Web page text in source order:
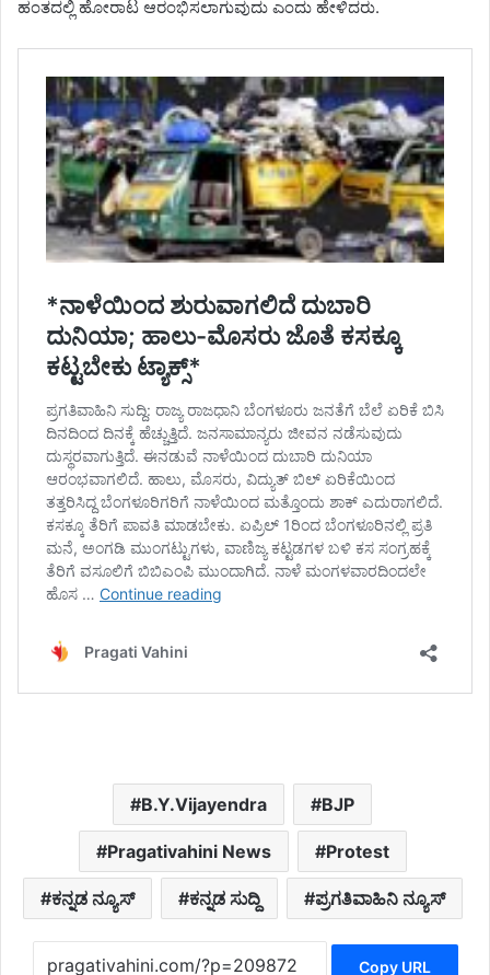
ಹಂತದಲ್ಲಿ ಹೋರಾಟ ಆರಂಭಿಸಲಾಗುವುದು ಎಂದು ಹೇಳಿದರು.
B.Y.Vijayendra BJP
Pragativahini News Protest
ಕನ್ನಡ ನ್ಯೂಸ್ ಕನ್ನಡ ಸುದ್ದಿ ಪ್ರಗತಿವಾಹಿನಿ ನ್ಯೂಸ್
Copy URL